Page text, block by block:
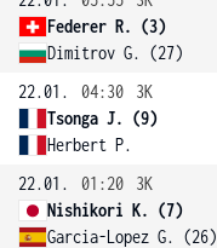
Federer R. (3)
Dimitrov G. (27)
22.01.
04:30
3K
Tsonga J. (9)
Herbert P.
22.01.
01:20
3K
Nishikori K. (7)
Garcia-Lopez G. (26)